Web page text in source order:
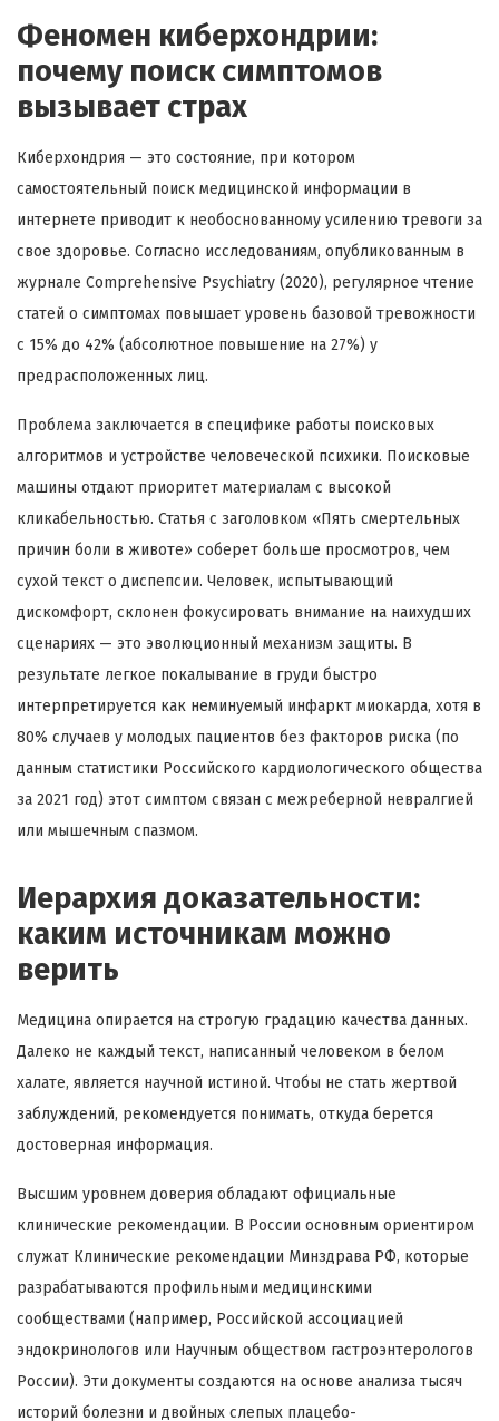
Феномен киберхондрии:
почему поиск симптомов
вызывает страх
Киберхондрия — это состояние, при котором
самостоятельный поиск медицинской информации в
интернете приводит к необоснованному усилению тревоги за
свое здоровье. Согласно исследованиям, опубликованным в
журнале Comprehensive Psychiatry (2020), регулярное чтение
статей о симптомах повышает уровень базовой тревожности
с 15% до 42% (абсолютное повышение на 27%) у
предрасположенных лиц.
Проблема заключается в специфике работы поисковых
алгоритмов и устройстве человеческой психики. Поисковые
машины отдают приоритет материалам с высокой
кликабельностью. Статья с заголовком «Пять смертельных
причин боли в животе» соберет больше просмотров, чем
сухой текст о диспепсии. Человек, испытывающий
дискомфорт, склонен фокусировать внимание на наихудших
сценариях — это эволюционный механизм защиты. В
результате легкое покалывание в груди быстро
интерпретируется как неминуемый инфаркт миокарда, хотя в
80% случаев у молодых пациентов без факторов риска (по
данным статистики Российского кардиологического общества
за 2021 год) этот симптом связан с межреберной невралгией
или мышечным спазмом.
Иерархия доказательности:
каким источникам можно
верить
Медицина опирается на строгую градацию качества данных.
Далеко не каждый текст, написанный человеком в белом
халате, является научной истиной. Чтобы не стать жертвой
заблуждений, рекомендуется понимать, откуда берется
достоверная информация.
Высшим уровнем доверия обладают официальные
клинические рекомендации. В России основным ориентиром
служат Клинические рекомендации Минздрава РФ, которые
разрабатываются профильными медицинскими
сообществами (например, Российской ассоциацией
эндокринологов или Научным обществом гастроэнтерологов
России). Эти документы создаются на основе анализа тысяч
историй болезни и двойных слепых плацебо-